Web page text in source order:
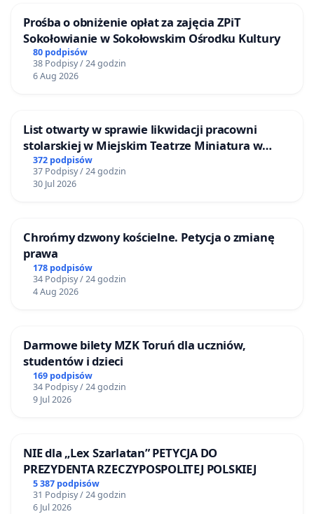
Prośba o obniżenie opłat za zajęcia ZPiT
Sokołowianie w Sokołowskim Ośrodku Kultury
80 podpisów
38 Podpisy / 24 godzin
6 Aug 2026
List otwarty w sprawie likwidacji pracowni
stolarskiej w Miejskim Teatrze Miniatura w
Gdańsku
372 podpisów
37 Podpisy / 24 godzin
30 Jul 2026
Chrońmy dzwony kościelne. Petycja o zmianę
prawa
178 podpisów
34 Podpisy / 24 godzin
4 Aug 2026
Darmowe bilety MZK Toruń dla uczniów,
studentów i dzieci
169 podpisów
34 Podpisy / 24 godzin
9 Jul 2026
NIE dla „Lex Szarlatan” PETYCJA DO
PREZYDENTA RZECZYPOSPOLITEJ POLSKIEJ
5 387 podpisów
31 Podpisy / 24 godzin
6 Jul 2026